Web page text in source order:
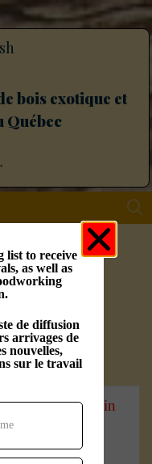
bois exotique et
Québec
et qté en magasin
list to receive
as well as
de diffusion
arrivages de
nouvelles,
sur le travail